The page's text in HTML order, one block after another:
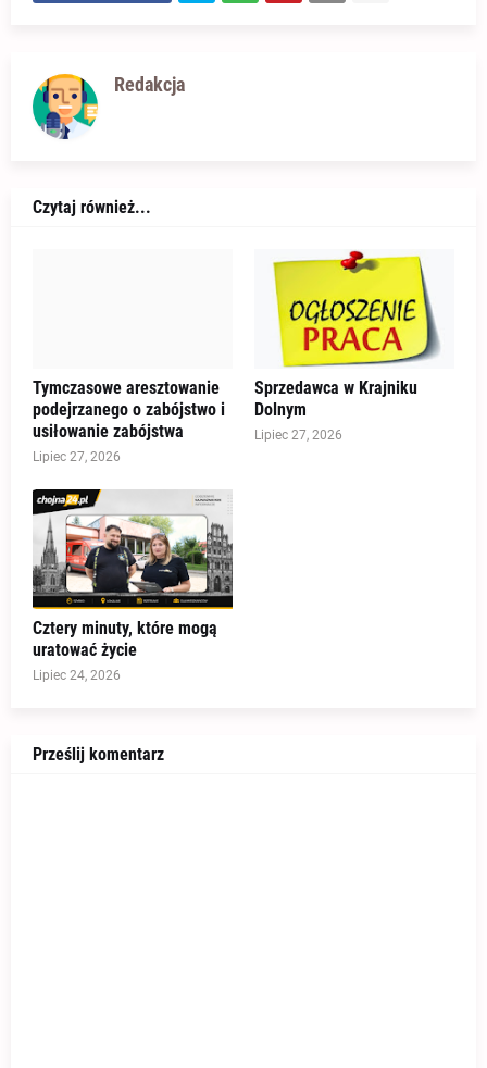
Redakcja
Czytaj również...
Tymczasowe aresztowanie
podejrzanego o zabójstwo i
usiłowanie zabójstwa
Lipiec 27, 2026
Sprzedawca w Krajniku
Dolnym
Lipiec 27, 2026
Cztery minuty, które mogą
uratować życie
Lipiec 24, 2026
Prześlij komentarz